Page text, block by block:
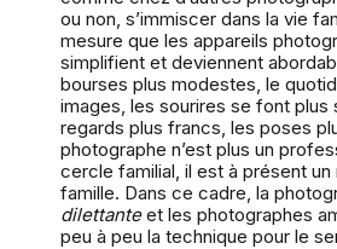
ou non, s’immiscer dans la vie
mesure que les appareils
simplifient et deviennent
bourses plus modestes, le
images, les sourires se font plus
regards plus francs, les poses
photographe n’est plus un
cercle familial, il est à présent un
famille. Dans ce cadre, la
dilettanteet les photographes
peu à peu la technique pour le